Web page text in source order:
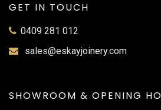
GET IN TOUCH
0409 281 012
sales@eskayjoinery.com
SHOWROOM & OPENING